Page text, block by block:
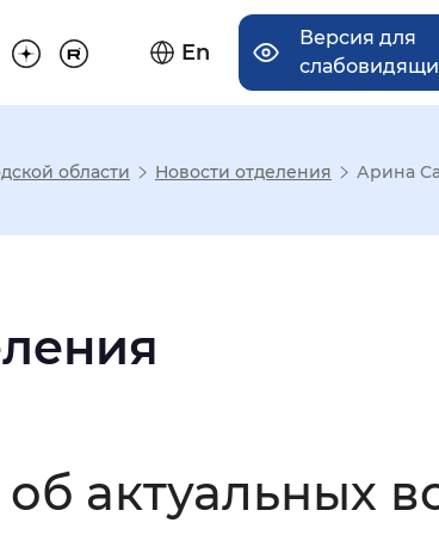
En
Версия для
отображения
Увеличенный
области Новости отделения Арина
актуальных